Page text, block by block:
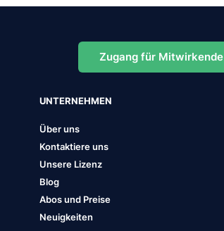
Zugang für Mitwirkende
UNTERNEHMEN
Über uns
Kontaktiere uns
Unsere Lizenz
Blog
Abos und Preise
Neuigkeiten